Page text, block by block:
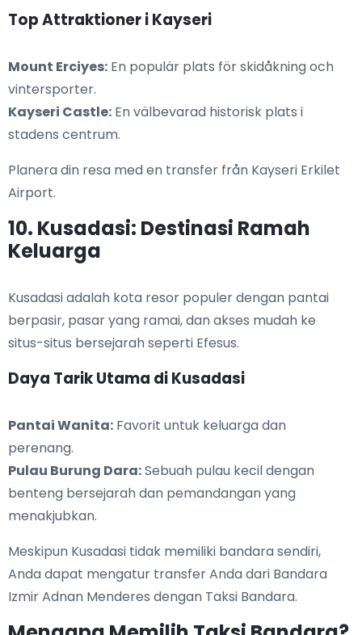
Top Attraktioner i Kayseri
Mount Erciyes: En populär plats för skidåkning och
vintersporter.
Kayseri Castle: En välbevarad historisk plats i
stadens centrum.
Planera din resa med en transfer från Kayseri Erkilet
Airport.
10. Kusadasi: Destinasi Ramah
Keluarga
Kusadasi adalah kota resor populer dengan pantai
berpasir, pasar yang ramai, dan akses mudah ke
situs-situs bersejarah seperti Efesus.
Daya Tarik Utama di Kusadasi
Pantai Wanita: Favorit untuk keluarga dan
perenang.
Pulau Burung Dara:Sebuah pulau kecil dengan
benteng bersejarah dan pemandangan yang
menakjubkan.
Meskipun Kusadasi tidak memiliki bandara sendiri,
Anda dapat mengatur transfer Anda dari Bandara
Izmir Adnan Menderes dengan Taksi Bandara.